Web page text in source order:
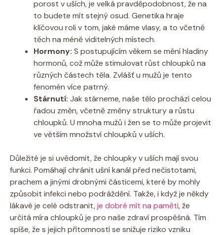
porost v uších, je velká pravděpodobnost, že na
to budete mít stejný osud. Genetika hraje
klíčovou roli v tom, jaké máme vlasy, a to včetně
těch na méně viditelných místech.
Hormony: S postupujícím věkem se mění hladiny
hormonů, což může stimulovat růst chloupků na
různých částech těla. Zvlášť u mužů je tento
fenomén více patrný.
Stárnutí: Jak stárneme, naše tělo prochází celou
řadou změn, včetně změny struktury a růstu
chloupků. U mnoha mužů i žen se to může projevit
ve větším množství chloupků v uších.
Důležité je si uvědomit, že chloupky v uších mají svou
funkci. Pomáhají chránit ušní kanál před nečistotami,
prachem a jinými drobnými částicemi, které by mohly
způsobit infekci nebo podráždění. Takže, i když je někdy
lákavé je celé odstranit,je dobré mít na paměti, že
určitá míra chloupků je pro naše zdraví prospěšná. Tím
spíše, že s jejich přítomností se snižuje riziko vzniku